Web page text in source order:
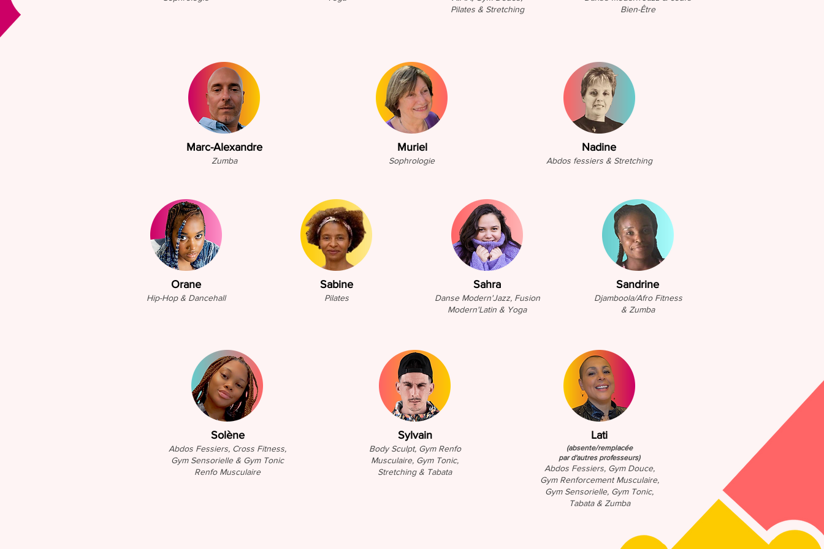
Pilates & Stretching
Bien-Être
Marc-Alexandre
Zumba
Muriel
Sophrologie
Nadine
Abdos fessiers & Stretching
Orane
Hip-Hop & Dancehall
Sabine
Pilates
Sahra
Danse Modern'Jazz, Fusion
Modern'Latin & Yoga
Sandrine
Djamboola/Afro Fitness
& Zumba
Solène
Abdos Fessiers, Cross Fitness,
Gym Sensorielle & Gym Tonic
Renfo Musculaire
Sylvain
Body Sculpt, Gym Renfo
Musculaire, Gym Tonic,
Stretching & Tabata
Lati
(absente/remplacée
par d'autres professeurs)
Abdos Fessiers, Gym Douce,
Gym Renforcement Musculaire,
Gym Sensorielle, Gym Tonic,
Tabata & Zumba